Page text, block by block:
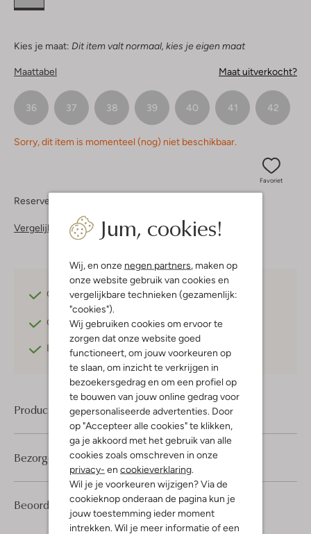
Jum, cookies!
Wij, en onze negen partners, maken op
onze website gebruik van cookies en
vergelijkbare technieken (gezamenlijk:
"cookies").
Wij gebruiken cookies om ervoor te
zorgen dat onze website goed
functioneert, om jouw voorkeuren op
te slaan, om inzicht te verkrijgen in
bezoekersgedrag en om een profiel op
te bouwen van jouw online gedrag voor
gepersonaliseerde advertenties. Door
op "Accepteer alle cookies" te klikken,
ga je akkoord met het gebruik van alle
cookies zoals omschreven in onze
privacy- en cookieverklaring.
Wil je je voorkeuren wijzigen? Via de
cookieknop onderaan de pagina kun je
jouw toestemming ieder moment
intrekken. Wil je meer informatie of een
Kies je maat: Dit item valt normaal, kies je eigen maat
Maattabel Maat uitverkocht?
36 37 38 39 40 41 42
Sorry, dit item is momenteel (nog) niet beschikbaar.
Favoriet
Reserveer direct in een van onze 37 boutiques
Vergelijkbare items
Gratis verzendingvanaf €75,-
Gratis retournerenbinnen 30 dagen*
Betaal achteraf met Klarna
Product informatie
Beoordelingen (1) 5 /5
1
5
Sterren
Bezorgen & retourneren